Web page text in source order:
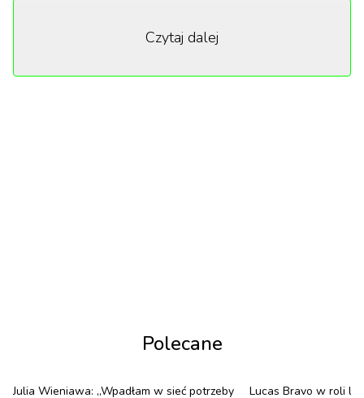
parafii przy blokowisku bierze sprawy w swoje ręce
obojętną postawą dorosłych i instytucji Kościoła
Czytaj dalej
Polecane
Julia Wieniawa: „Wpadłam w sieć potrzeby
Lucas Bravo w roli